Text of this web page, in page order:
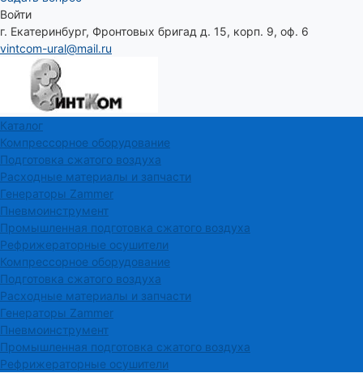
Войти
г. Екатеринбург, Фронтовых бригад д. 15, корп. 9, оф. 6
vintcom-ural@mail.ru
Каталог
Компрессорное оборудование
Подготовка сжатого воздуха
Расходные материалы и запчасти
Генераторы Zammer
Пневмоинструмент
Промышленная подготовка сжатого воздуха
Рефрижераторные осушители
Компрессорное оборудование
Подготовка сжатого воздуха
Расходные материалы и запчасти
Генераторы Zammer
Пневмоинструмент
Промышленная подготовка сжатого воздуха
Рефрижераторные осушители